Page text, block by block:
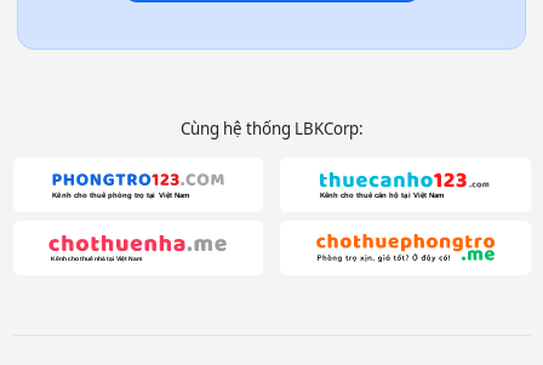
Cùng hệ thống LBKCorp: